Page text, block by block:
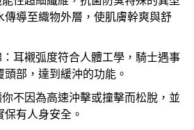
傳導至織物外層，使肌膚幹爽與舒
耳襯弧度符合人體工學，騎士遇事
部，達到緩沖的功能。
不因為高速沖擊或撞擊而松脫，並
有人身安全。